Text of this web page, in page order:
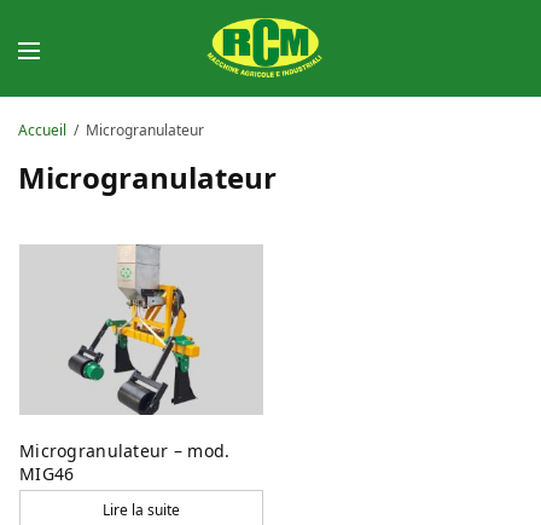
Accueil / Microgranulateur
Microgranulateur
Microgranulateur – mod.
MIG46
Lire la suite